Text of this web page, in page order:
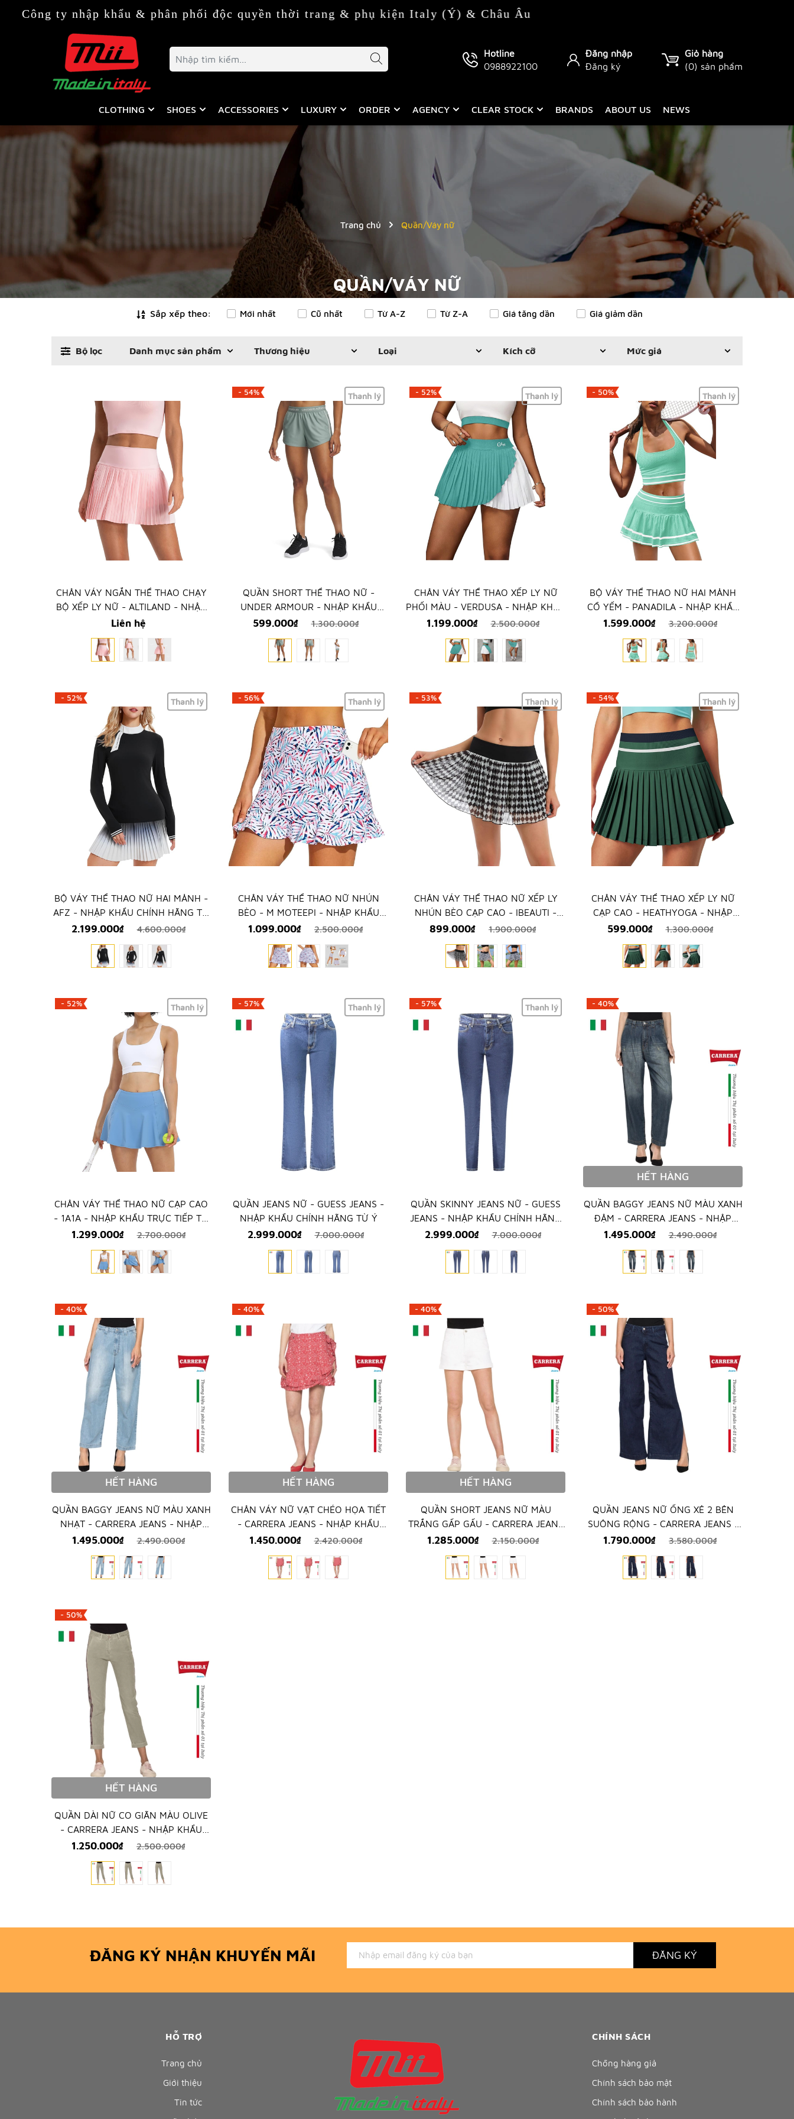
ty nhập khẩu & phân phối độc quyền thời trang & phụ kiện Italy (Ý) & Châu Âu
Hotline
0988922100
Đăng nhập
Đăng ký
Giỏ hàng
(0) sản phẩm
CLOTHING SHOES ACCESSORIES LUXURY ORDER AGENCY CLEAR STOCK BRANDS ABOUT US NEWS
Trang chủ Quần/Váy nữ
QUẦN/VÁY NỮ
Sắp xếp theo: Mới nhất Cũ nhất Từ A-Z Từ Z-A Giá tăng dần Giá giảm dần
Bộ lọc Danh mục sản phẩm Thương hiệu Loại Kích cỡ Mức giá
CHÂN VÁY NGẮN THỂ THAO CHẠY
BỘ XẾP LY NỮ - ALTILAND - NHẬP
KHẨU TRỰC TIẾP TỪ MỸ
Liên hệ
- 54% Thanh lý
QUẦN SHORT THỂ THAO NỮ -
UNDER ARMOUR - NHẬP KHẨU
TRỰC TIẾP TỪ MỸ
599.000₫ 1.300.000₫
- 52% Thanh lý
CHÂN VÁY THỂ THAO XẾP LY NỮ
PHỐI MÀU - VERDUSA - NHẬP KHẨU
TRỰC TIẾP TỪ MỸ
1.199.000₫ 2.500.000₫
- 50% Thanh lý
BỘ VÁY THỂ THAO NỮ HAI MẢNH
CỔ YẾM - PANADILA - NHẬP KHẨU
CHÍNH HÃNG TỪ MỸ
1.599.000₫ 3.200.000₫
- 52% Thanh lý
BỘ VÁY THỂ THAO NỮ HAI MẢNH -
AFZ - NHẬP KHẨU CHÍNH HÃNG TỪ
MỸ
2.199.000₫ 4.600.000₫
- 56% Thanh lý
CHÂN VÁY THỂ THAO NỮ NHÚN
BÈO - M MOTEEPI - NHẬP KHẨU
TRỰC TIẾP TỪ MỸ
1.099.000₫ 2.500.000₫
- 53% Thanh lý
CHÂN VÁY THỂ THAO NỮ XẾP LY
NHÚN BÈO CẠP CAO - IBEAUTI -
NHẬP KHẨU TRỰC TIẾP TỪ MỸ
899.000₫ 1.900.000₫
- 54% Thanh lý
CHÂN VÁY THỂ THAO XẾP LY NỮ
CẠP CAO - HEATHYOGA - NHẬP
KHẨU TRỰC TIẾP TỪ MỸ
599.000₫ 1.300.000₫
- 52% Thanh lý
CHÂN VÁY THỂ THAO NỮ CẠP CAO
- 1A1A - NHẬP KHẨU TRỰC TIẾP TỪ
MỸ
1.299.000₫ 2.700.000₫
- 57% Thanh lý
QUẦN JEANS NỮ - GUESS JEANS -
NHẬP KHẨU CHÍNH HÃNG TỪ Ý
2.999.000₫ 7.000.000₫
- 57% Thanh lý
QUẦN SKINNY JEANS NỮ - GUESS
JEANS - NHẬP KHẨU CHÍNH HÃNG
TỪ Ý
2.999.000₫ 7.000.000₫
- 40%
HẾT HÀNG
QUẦN BAGGY JEANS NỮ MÀU XANH
ĐẬM - CARRERA JEANS - NHẬP
KHẨU CHÍNH HÃNG TỪ ITALIA
1.495.000₫ 2.490.000₫
- 40%
HẾT HÀNG
QUẦN BAGGY JEANS NỮ MÀU XANH
NHẠT - CARRERA JEANS - NHẬP
KHẨU CHÍNH HÃNG TỪ ITALIA
1.495.000₫ 2.490.000₫
- 40%
HẾT HÀNG
CHÂN VÁY NỮ VẠT CHÉO HỌA TIẾT
- CARRERA JEANS - NHẬP KHẨU
CHÍNH HÃNG TỪ ITALIA
1.450.000₫ 2.420.000₫
- 40%
HẾT HÀNG
QUẦN SHORT JEANS NỮ MÀU
TRẮNG GẤP GẤU - CARRERA JEANS
- NHẬP KHẨU CHÍNH HÃNG TỪ
1.285.000₫ 2.150.000₫
- 50%
QUẦN JEANS NỮ ỐNG XẺ 2 BÊN
SUÔNG RỘNG - CARRERA JEANS -
NHẬP KHẨU CHÍNH HÃNG TỪ ITALIA
1.790.000₫ 3.580.000₫
- 50%
HẾT HÀNG
QUẦN DÀI NỮ CO GIÃN MÀU OLIVE
- CARRERA JEANS - NHẬP KHẨU
CHÍNH HÃNG TỪ ITALIA
1.250.000₫ 2.500.000₫
ĐĂNG KÝ NHẬN KHUYẾN MÃI ĐĂNG KÝ
HỖ TRỢ
Trang chủ
Giới thiệu
Tin tức
CHÍNH SÁCH
Chống hàng giả
Chính sách bảo mật
Chính sách bảo hành